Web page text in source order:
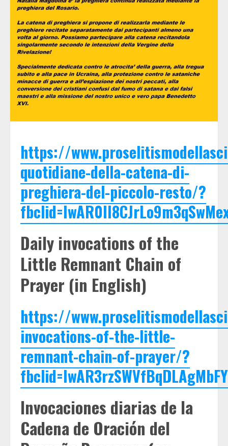
https://
quotidiane-della-catena-di-
preghiera-del-piccolo-resto/?
Daily invocations of the
Little Remnant Chain of
Prayer (in English)
https://
invocations-of-the-little-
remnant-chain-of-prayer/?
Invocaciones diarias de la
Cadena de Oración del